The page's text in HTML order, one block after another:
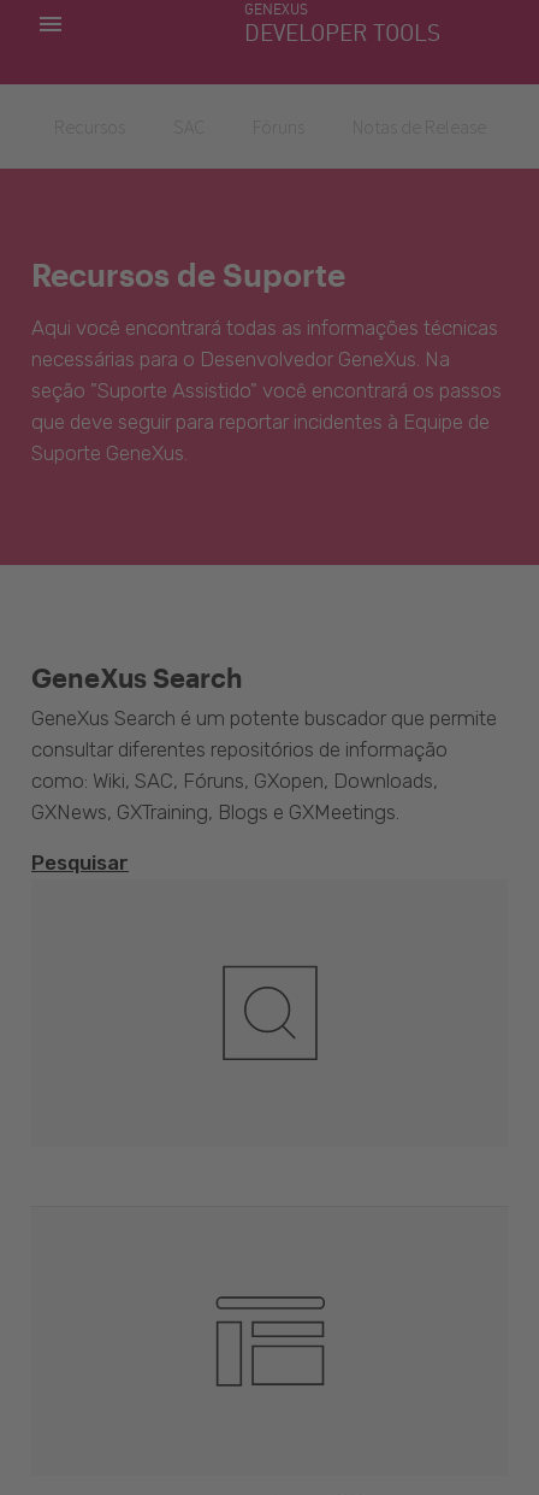
GENEXUS
DEVELOPER TOOLS
MINHAS APLICACÕES
Recursos de Suporte
Aqui você encontrará todas as informações técnicas
necessárias para o Desenvolvedor GeneXus. Na
seção "Suporte Assistido" você encontrará os passos
que deve seguir para reportar incidentes à Equipe de
Suporte GeneXus.
GeneXus Search
GeneXus Search é um potente buscador que permite
consultar diferentes repositórios de informação
como: Wiki, SAC, Fóruns, GXopen, Downloads,
GXNews, GXTraining, Blogs e GXMeetings.
Pesquisar